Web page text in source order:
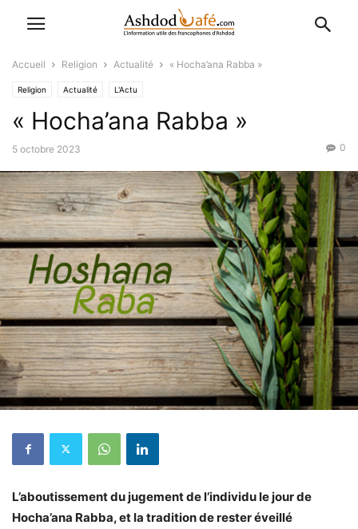
Accueil Religion Actualité « Hocha’ana Rabba »
Religion Actualité L'Actu
« Hocha’ana Rabba »
5 octobre 2023 0
L’aboutissement du jugement de l’individu le jour de
Hocha’ana Rabba, et la tradition de rester éveillé